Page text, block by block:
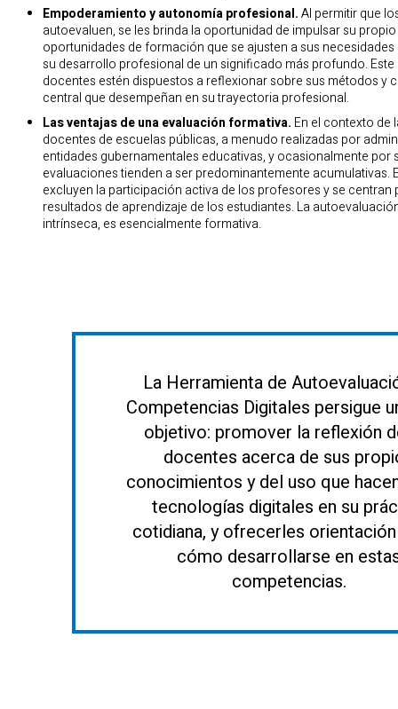
Empoderamiento y autonomía profesional.Al permitir que
autoevaluen, se les brinda la oportunidad de impulsar su
oportunidades de formación que se ajusten a sus
su desarrollo profesional de un significado más profundo.
docentes estén dispuestos a reflexionar sobre sus métodos y
central que desempeñan en su trayectoria profesional.
Las ventajas de una evaluación formativa. En el contexto de
docentes de escuelas públicas, a menudo realizadas por
entidades gubernamentales educativas, y ocasionalmente por
evaluaciones tienden a ser predominantemente acumulativas.
excluyen la participación activa de los profesores y se centran
resultados de aprendizaje de los estudiantes. La
intrínseca, es esencialmente formativa.
La Herramienta de
Competencias Digitales persigue
objetivo: promover la reflexión
docentes acerca de sus
conocimientos y del uso que
tecnologías digitales en su
cotidiana, y ofrecerles
cómo desarrollarse en
competencias.